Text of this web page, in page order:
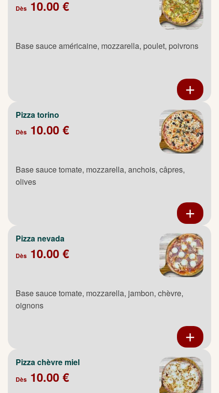
Dès 10.00 €
Base sauce américaine, mozzarella, poulet, poivrons
Pizza torino
Dès 10.00 €
Base sauce tomate, mozzarella, anchois, câpres,
olives
Pizza nevada
Dès 10.00 €
Base sauce tomate, mozzarella, jambon, chèvre,
oignons
Pizza chèvre miel
Dès 10.00 €